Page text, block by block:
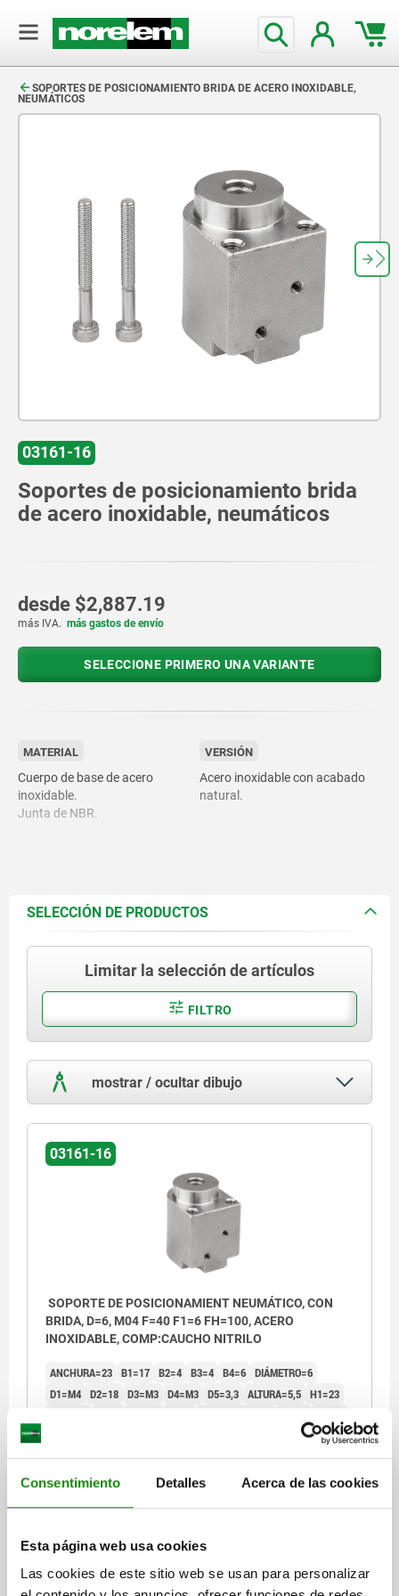
Consentimiento Detalles Acerca de las cookies
Esta página web usa cookies
Las cookies de este sitio web se usan para personalizar
SOPORTES DE POSICIONAMIENTO BRIDA DE ACERO INOXIDABLE,
NEUMÁTICOS
03161-16
Soportes de posicionamiento brida
de acero inoxidable, neumáticos
desde $2,887.19
más IVA. más gastos de envío
SELECCIONE PRIMERO UNA VARIANTE
MATERIAL
Cuerpo de base de acero
inoxidable.
Junta de NBR.
VERSIÓN
Acero inoxidable con acabado
natural.
SELECCIÓN DE PRODUCTOS
Limitar la selección de artículos
FILTRO
mostrar / ocultar dibujo
1) Conexión ”Sujeción”
2) Conexión ”Desbloqueo”
2)
03161-16
SOPORTE DE POSICIONAMIENT NEUMÁTICO, CON
BRIDA, D=6, M04 F=40 F1=6 FH=100, ACERO
INOXIDABLE, COMP:CAUCHO NITRILO
ANCHURA=23 B1=17 B2=4 B3=4 B4=6 DIÁMETRO=6
D1=M4 D2=18 D3=M3 D4=M3 D5=3,3 ALTURA=5,5 H1=23
FUERZA DE SUJECIÓN N (SUJECIÓN NEUM.)=40
FUERZA DE SUJECIÓN N (CON MUELLE DE TENSIÓN)=6
$2,887.19
DETALLES